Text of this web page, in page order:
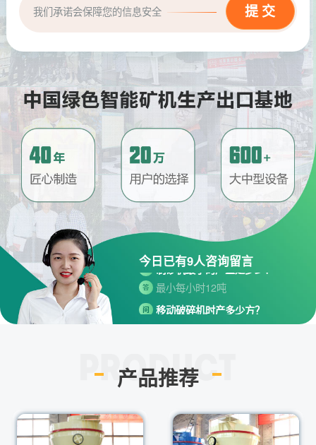
我们承诺会保障您的信息安全
今日已有9人咨询留言
问 请问厂家地址在哪？
答
河南省郑州市高新技术开发区梧
桐街与红松路交叉口中国高端矿
机生产出口基地园区
问 制砂机最小的产量是多少？
答 最小每小时12吨
问 移动破碎机时产多少方？
答 每小时30-300方的型号都有。
问 小型的制砂机类型有哪些？
砂机，HX制砂机等
问 请问厂家地址在哪？
产品推荐